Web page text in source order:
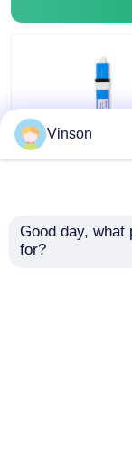
Vinson
Good day, what
for?